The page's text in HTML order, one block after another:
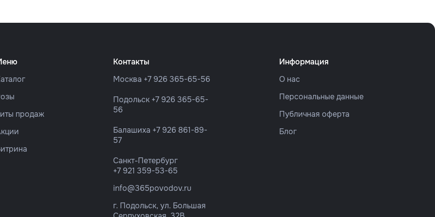
продаж
Контакты
Москва +7 926 365-65-56
Подольск +7 926 365-65-
56
Балашиха +7 926 861-89-
57
Санкт-Петербург
+7 921 359-53-65
info@365povodov.ru
г. Подольск, ул. Большая
Информация
О нас
Персональные данные
Публичная оферта
Блог